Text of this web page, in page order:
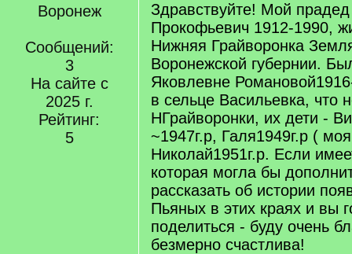
Воронеж
Сообщений:
3
На сайте с
2025 г.
Рейтинг:
5
Здравствуйте! Мой
Прокофьевич 1912-1990,
Нижняя Грайворонка
Воронежской губернии.
Яковлевне
в сельце Васильевка, что
НГрайворонки, их дети -
~1947г.р, Галя1949г.р (
Николай1951г.р. Если
которая могла бы
рассказать об истории
Пьяных в этих краях и вы
поделиться - буду очень
безмерно счастлива!